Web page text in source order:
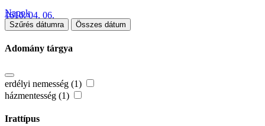
1610. 04. 06.
Napok
Szűrés dátumra Összes dátum
Adomány tárgya
erdélyi nemesség (1)
házmentesség (1)
Irattípus